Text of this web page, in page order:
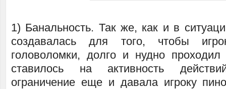
1) Банальность. Так же, как и в
создавалась для того, чтобы
головоломки, долго и нудно
ставилось на активность
ограничение еще и давала игроку